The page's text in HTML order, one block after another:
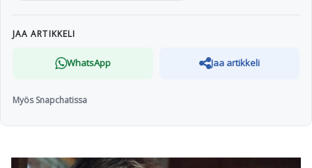
JAA ARTIKKELI
WhatsApp Jaa artikkeli
Myös Snapchatissa